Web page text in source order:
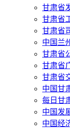
甘肃省
甘肃省
甘肃省
中国兰
甘肃省
甘肃省
甘肃省
中国甘
每日甘
中国发
中国经